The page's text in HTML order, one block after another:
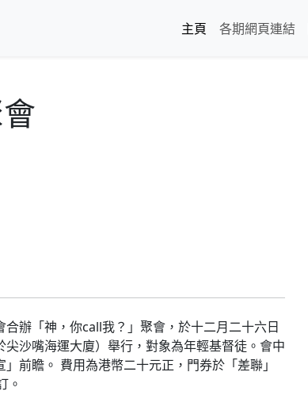
主頁
各期網頁連結
辦「神，你call我？」聚會，於十二月二十六日
尖沙嘴海運大廈）舉行，對象為年輕基督徒。會中
前瞻。 費用為港幣二十元正，門券於「差聯」
。